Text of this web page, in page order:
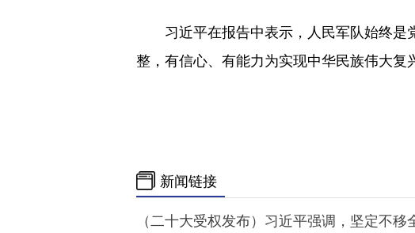
习近平在报告中表示，人民军队始终是
整，有信心、有能力为实现中华民族伟大
新闻链接
（二十大受权发布）习近平强调，坚定不